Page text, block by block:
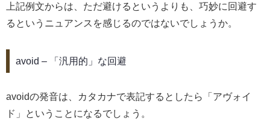
上記例文からは、ただ避けるというよりも、巧妙に回避す
るというニュアンスを感じるのではないでしょうか。
avoid – 「汎用的」な回避
avoidの発音は、カタカナで表記するとしたら「アヴォイ
ド」ということになるでしょう。